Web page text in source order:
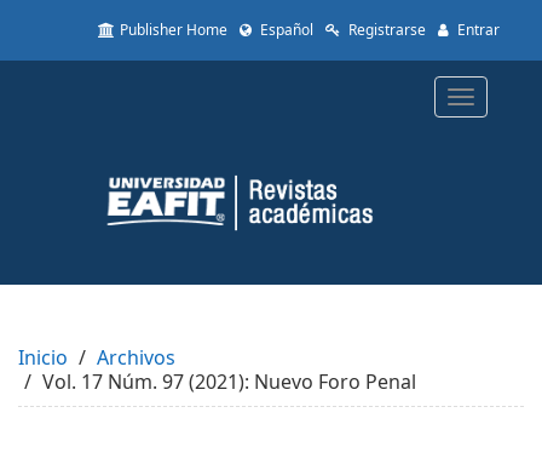
to
Content
Sidebar
Publisher Home Español Registrarse Entrar
Toggle
Inicio
Archivos
Vol. 17 Núm. 97 (2021): Nuevo Foro Penal